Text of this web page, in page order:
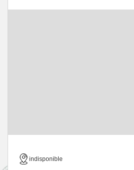
indisponible